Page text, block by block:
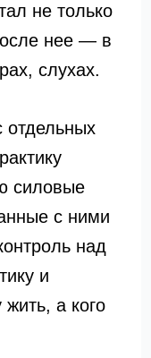
не только
нее — в
слухах.
отдельных
силовые
с ними
над
и
жить, а кого